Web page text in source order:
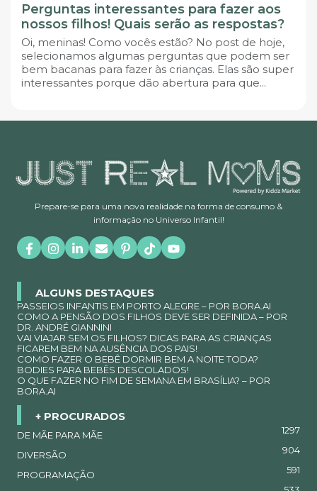
Perguntas interessantes para fazer aos
nossos filhos! Quais serão as respostas?
Oi, meninas! Como vocês estão? No post de hoje,
selecionamos algumas perguntas que podem ser
bem bacanas para fazer às crianças. Elas são super
interessantes porque dão abertura para que...
Prepare-se para uma nova realidade na forma de consumo &
informação no Universo Infantil!
ALGUNS DESTAQUES
PASSEIOS INFANTIS EM PORTO ALEGRE – POR BORA.AI
COMO A PENSÃO DOS FILHOS DEVE SER DEFINIDA – POR
DR. ANDRÉ GIANNINI
VAI VIAJAR SEM OS FILHOS? DICAS PARA AS CRIANÇAS
FICAREM BEM NA AUSÊNCIA DOS PAIS!
COMO FAZER O BEBÊ DORMIR BEM A NOITE TODA?
BODIES PARA BEBÊS DESCOLADOS!
O QUE FAZER NO FIM DE SEMANA EM BRASÍLIA? – POR
BORA.AI
+ PROCURADOS
DE MÃE PARA MÃE 1297
DIVERSÃO 904
PROGRAMAÇÃO 591